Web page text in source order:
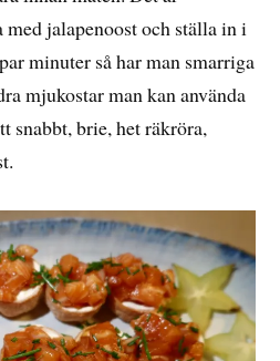
jalapenoost och ställa in i
minuter så har man smarriga
mjukostar man kan använda
snabbt, brie, het räkröra,